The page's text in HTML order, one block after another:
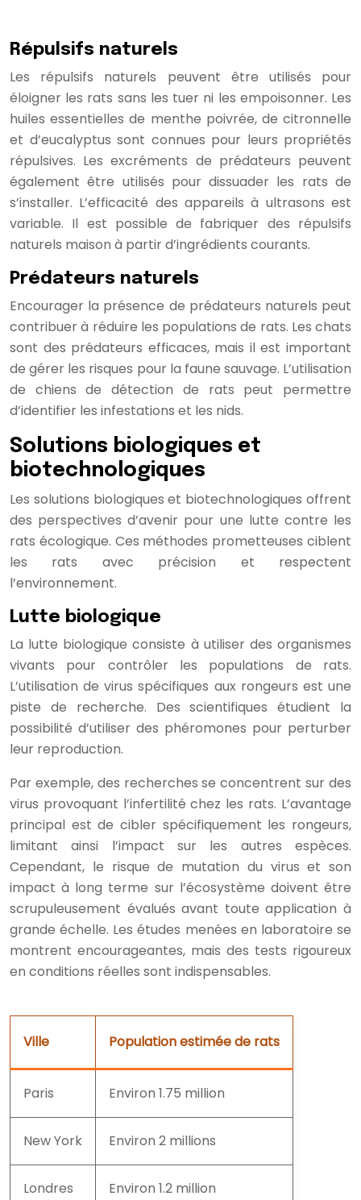
Répulsifs naturels
Les répulsifs naturels peuvent être utilisés pour
éloigner les rats sans les tuer ni les empoisonner. Les
huiles essentielles de menthe poivrée, de citronnelle
et d’eucalyptus sont connues pour leurs propriétés
répulsives. Les excréments de prédateurs peuvent
également être utilisés pour dissuader les rats de
s’installer. L’efficacité des appareils à ultrasons est
variable. Il est possible de fabriquer des répulsifs
naturels maison à partir d’ingrédients courants.
Prédateurs naturels
Encourager la présence de prédateurs naturels peut
contribuer à réduire les populations de rats. Les chats
sont des prédateurs efficaces, mais il est important
de gérer les risques pour la faune sauvage. L’utilisation
de chiens de détection de rats peut permettre
d’identifier les infestations et les nids.
Solutions biologiques et
biotechnologiques
Les solutions biologiques et biotechnologiques offrent
des perspectives d’avenir pour une lutte contre les
rats écologique. Ces méthodes prometteuses ciblent
les rats avec précision et respectent
l’environnement.
Lutte biologique
La lutte biologique consiste à utiliser des organismes
vivants pour contrôler les populations de rats.
L’utilisation de virus spécifiques aux rongeurs est une
piste de recherche. Des scientifiques étudient la
possibilité d’utiliser des phéromones pour perturber
leur reproduction.
Par exemple, des recherches se concentrent sur des
virus provoquant l’infertilité chez les rats. L’avantage
principal est de cibler spécifiquement les rongeurs,
limitant ainsi l’impact sur les autres espèces.
Cependant, le risque de mutation du virus et son
impact à long terme sur l’écosystème doivent être
scrupuleusement évalués avant toute application à
grande échelle. Les études menées en laboratoire se
montrent encourageantes, mais des tests rigoureux
en conditions réelles sont indispensables.
Ville Population estimée de rats
Paris Environ 1.75 million
New York Environ 2 millions
Londres Environ 1.2 million